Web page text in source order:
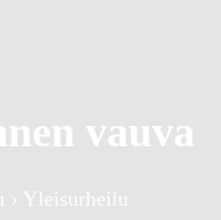
vauva
Yleisurheilu